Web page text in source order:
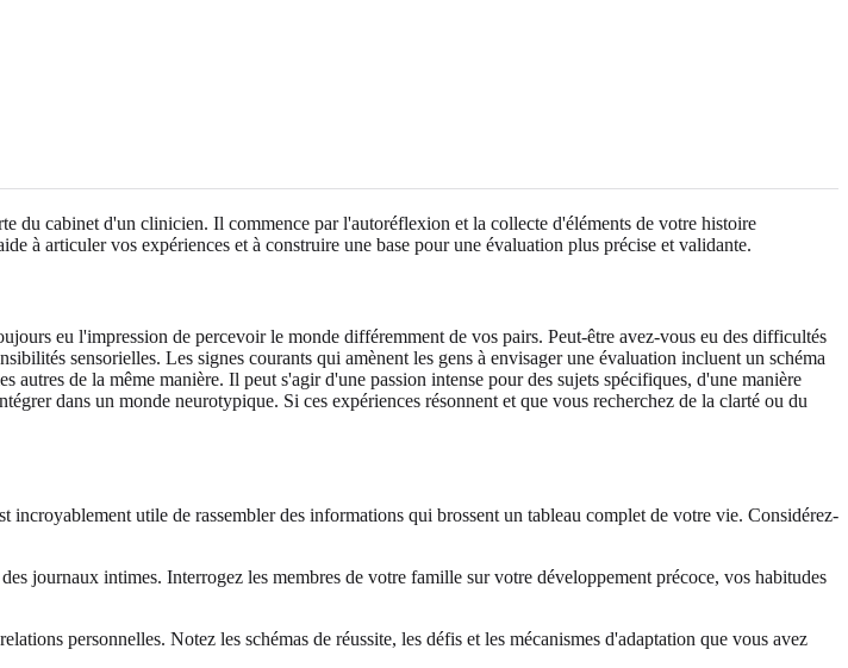
du cabinet d'un clinicien. Il commence par l'autoréflexion et la collecte d'éléments de votre histoire
à articuler vos expériences et à construire une base pour une évaluation plus précise et validante.
eu l'impression de percevoir le monde différemment de vos pairs. Peut-être avez-vous eu des difficultés
sensorielles. Les signes courants qui amènent les gens à envisager une évaluation incluent un schéma
de la même manière. Il peut s'agir d'une passion intense pour des sujets spécifiques, d'une manière
dans un monde neurotypique. Si ces expériences résonnent et que vous recherchez de la clarté ou du
utile de rassembler des informations qui brossent un tableau complet de votre vie. Considérez-
journaux intimes. Interrogez les membres de votre famille sur votre développement précoce, vos habitudes
personnelles. Notez les schémas de réussite, les défis et les mécanismes d'adaptation que vous avez